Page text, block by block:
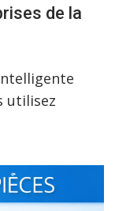
de la
utilisez